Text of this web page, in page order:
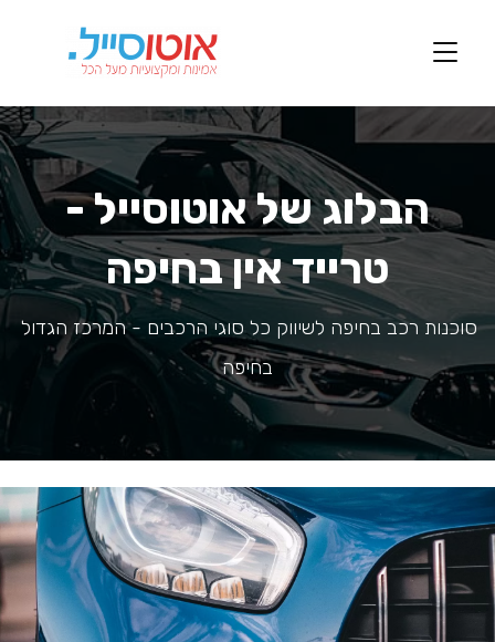
הבלוג של אוטוסייל -
טרייד אין בחיפה
בחיפה